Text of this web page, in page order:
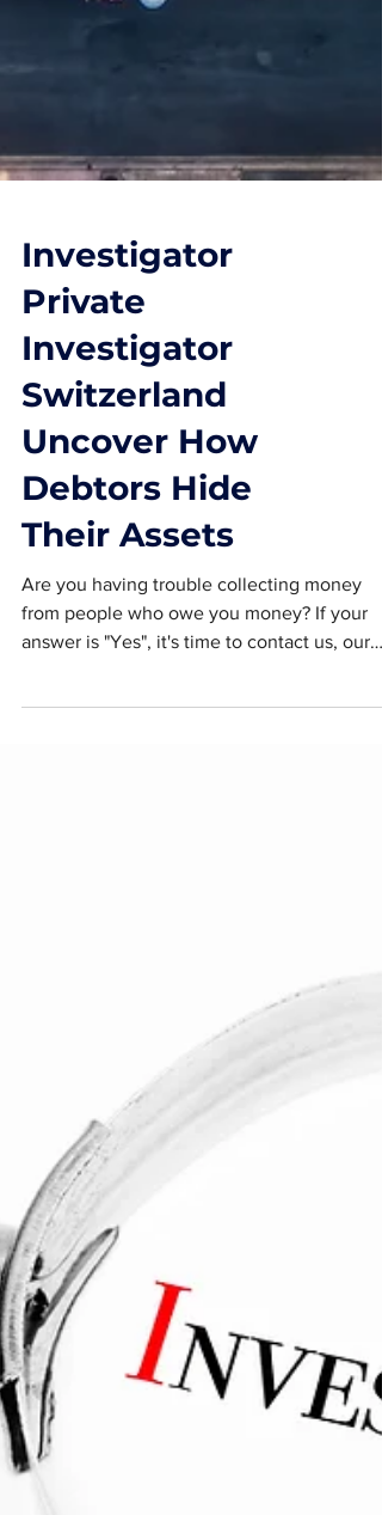
Investigator
Private
Investigator
Switzerland
Uncover How
Debtors Hide
Their Assets